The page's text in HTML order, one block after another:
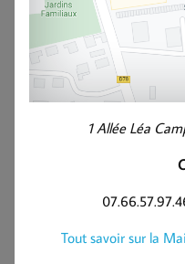
1 Allée Léa
Tout savoir sur la